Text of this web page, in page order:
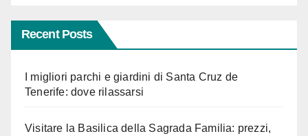
Recent Posts
I migliori parchi e giardini di Santa Cruz de
Tenerife: dove rilassarsi
Visitare la Basilica della Sagrada Familia: prezzi,